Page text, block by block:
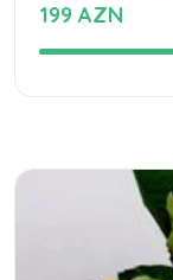
199 AZN